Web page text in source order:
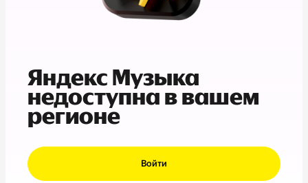
Яндекс Музыка
недоступна в вашем
регионе
Войти